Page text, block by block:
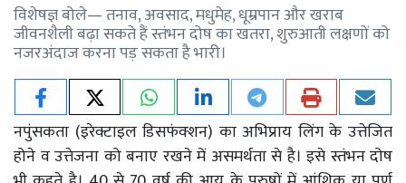
विशेषज्ञ बोले— तनाव, अवसाद, मधुमेह, धूम्रपान और खराब
जीवनशैली बढ़ा सकते हैं स्तंभन दोष का खतरा, शुरुआती लक्षणों को
नजरअंदाज करना पड़ सकता है भारी।
नपुंसकता (इरेक्टाइल डिसफंक्शन) का अभिप्राय लिंग के उत्तेजित
होने व उत्तेजना को बनाए रखने में असमर्थता से है। इसे स्तंभन दोष